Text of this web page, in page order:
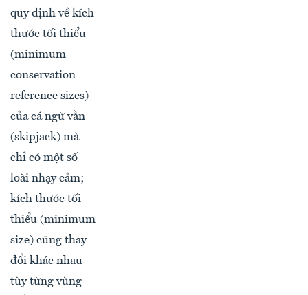
quy định về kích
thước tối thiểu
(minimum
conservation
reference sizes)
của cá ngừ vằn
(skipjack) mà
chỉ có một số
loài nhạy cảm;
kích thước tối
thiểu (minimum
size) cũng thay
đổi khác nhau
tùy từng vùng